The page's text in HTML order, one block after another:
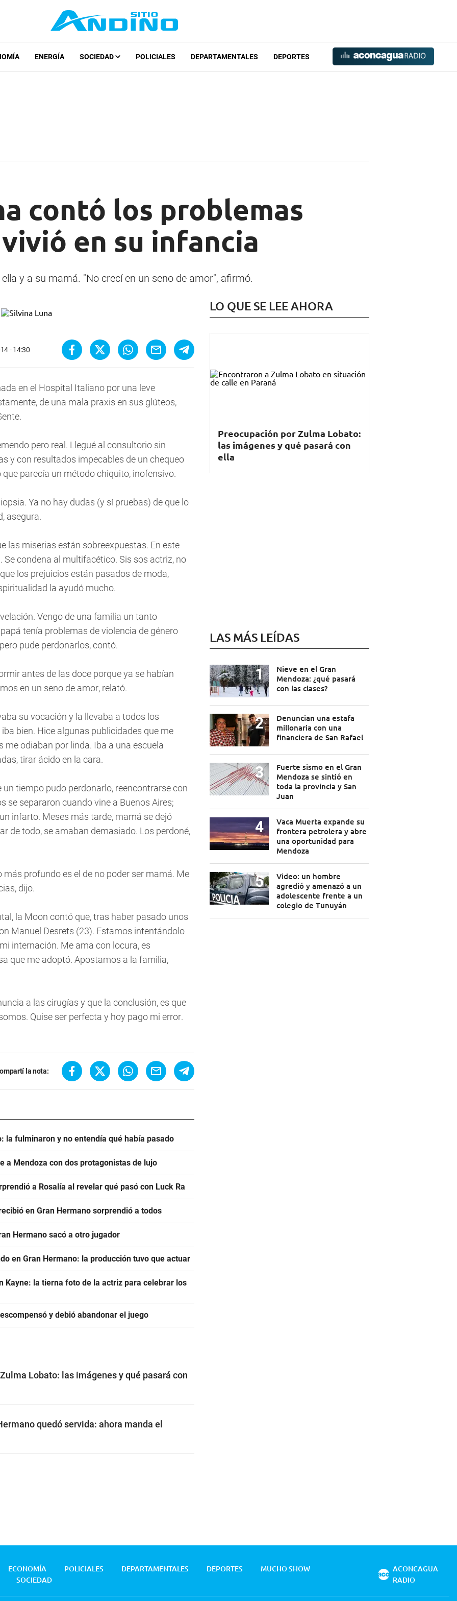
ENERGÍA SOCIEDAD POLICIALES DEPARTAMENTALES DEPORTES
contó los problemas
en su infancia
y a su mamá. "No crecí en un seno de amor", afirmó.
- 14:30
en el Hospital Italiano por una leve
de una mala praxis en sus glúteos,
pero real. Llegué al consultorio sin
y con resultados impecables de un chequeo
parecía un método chiquito, inofensivo.
Ya no hay dudas (y sí pruebas) de que lo
asegura.
las miserias están sobreexpuestas. En este
condena al multifacético. Sis sos actriz, no
los prejuicios están pasados de moda,
la ayudó mucho.
Vengo de una familia un tanto
tenía problemas de violencia de género
pude perdonarlos, contó.
antes de las doce porque ya se habían
en un seno de amor, relató.
su vocación y la llevaba a todos los
iba bien. Hice algunas publicidades que me
odiaban por linda. Iba a una escuela
tirar ácido en la cara.
un tiempo pudo perdonarlo, reencontrarse con
se separaron cuando vine a Buenos Aires;
infarto. Meses más tarde, mamá se dejó
de todo, se amaban demasiado. Los perdoné,
profundo es el de no poder ser mamá. Me
dijo.
la Moon contó que, tras haber pasado unos
Manuel Desrets (23). Estamos intentándolo
internación. Me ama con locura, es
que me adoptó. Apostamos a la familia,
a las cirugías y que la conclusión, es que
Quise ser perfecta y hoy pago mi error.
la nota:
la fulminaron y no entendía qué había pasado
a Mendoza con dos protagonistas de lujo
a Rosalía al revelar qué pasó con Luck Ra
en Gran Hermano sorprendió a todos
Hermano sacó a otro jugador
en Gran Hermano: la producción tuvo que actuar
Kayne: la tierna foto de la actriz para celebrar los
y debió abandonar el juego
Lobato: las imágenes y qué pasará con
quedó servida: ahora manda el
LO QUE SE LEE AHORA
Preocupación por Zulma Lobato:
las imágenes y qué pasará con
ella
LAS MÁS LEÍDAS
Nieve en el Gran
Mendoza: ¿qué pasará
con las clases?
Denuncian una estafa
millonaria con una
financiera de San Rafael
Fuerte sismo en el Gran
Mendoza se sintió en
toda la provincia y San
Juan
Vaca Muerta expande su
frontera petrolera y abre
una oportunidad para
Mendoza
Video: un hombre
agredió y amenazó a un
adolescente frente a un
colegio de Tunuyán
ECONOMÍA POLICIALES DEPARTAMENTALES DEPORTES
MUCHO SHOW
SOCIEDAD
ACONCAGUA
RADIO